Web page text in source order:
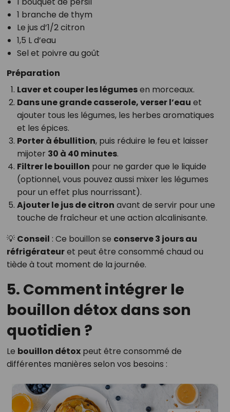
1 branche de thym
Le jus d’1/2 citron
1,5 L d’eau
Sel et poivre au goût
Préparation
Laver et couper les légumesen morceaux.
Dans une grande casserole, verser l’eau et
ajouter tous les légumes, les herbes aromatiques
et les épices.
Porter à ébullition, puis réduire le feu et laisser
mijoter 30 à 40 minutes.
Filtrer le bouillon pour ne garder que le liquide
(optionnel, vous pouvez aussi mixer les légumes
pour un effet plus nourrissant).
Ajouter le jus de citron avant de servir pour une
touche de fraîcheur et une action alcalinisante.
💡 Conseil : Ce bouillon se conserve 3 jours au
réfrigérateuret peut être consommé chaud ou
tiède à tout moment de la journée.
5. Comment intégrer le
bouillon détox dans son
quotidien ?
Le bouillon détoxpeut être consommé de
différentes manières selon vos besoins :